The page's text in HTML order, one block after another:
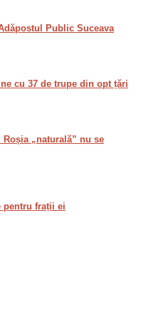
Public Suceava
cu 37 de trupe din opt țări
„naturală” nu se
pentru frații ei